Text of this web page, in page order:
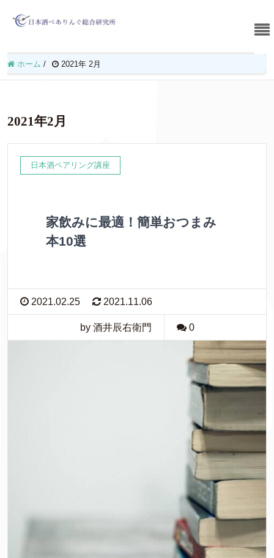
ホーム / 2021年 2月
2021年2月
日本酒ペアリング講座
家飲みに最適！簡単おつまみ
本10選
2021.02.25 2021.11.06
by 酒井辰右衛門 0